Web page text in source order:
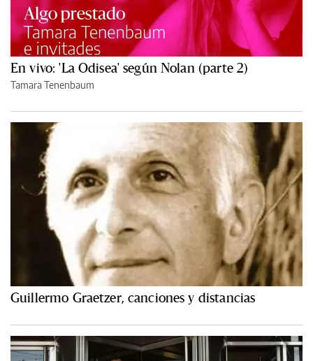
En vivo: 'La Odisea' según Nolan (parte 2)
Tamara Tenenbaum
Guillermo Graetzer, canciones y distancias